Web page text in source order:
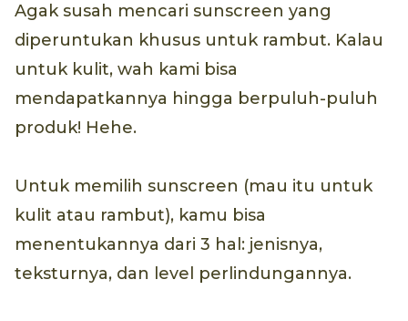
Agak susah mencari sunscreen yang
diperuntukan khusus untuk rambut. Kalau
untuk kulit, wah kami bisa
mendapatkannya hingga berpuluh-puluh
produk! Hehe.
Untuk memilih sunscreen (mau itu untuk
kulit atau rambut), kamu bisa
menentukannya dari 3 hal: jenisnya,
teksturnya, dan level perlindungannya.